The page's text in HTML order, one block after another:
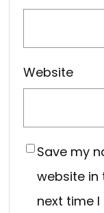
Website
Save my
website in
next time